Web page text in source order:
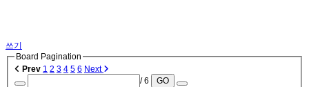
쓰기
Board Pagination
Prev 1 2 3 4 5 6 Next
/ 6
GO